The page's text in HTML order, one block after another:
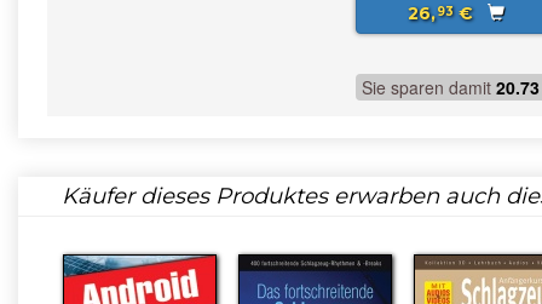
26,93€
Sie sparen damit 20.73
Käufer dieses Produktes erwarben auch